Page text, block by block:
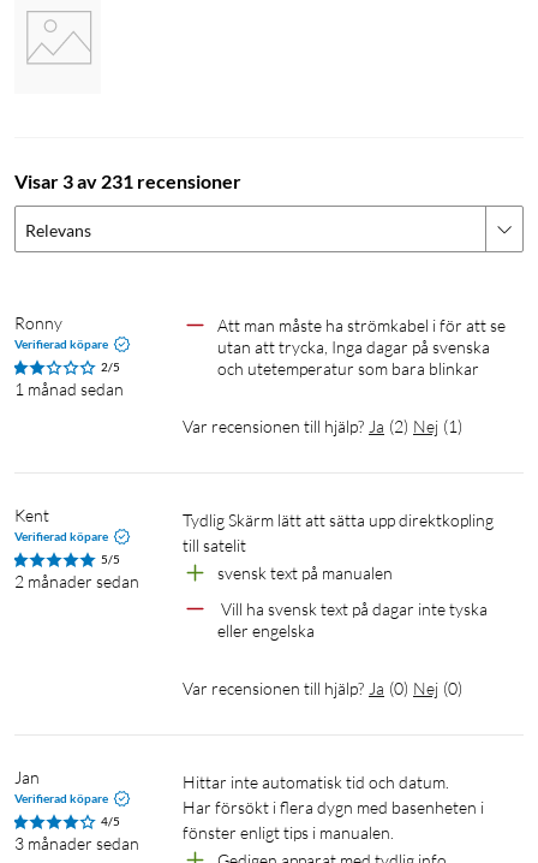
Visar 3 av 231 recensioner
Relevans
Ronny
Verifierad köpare
2/5
1 månad sedan
Att man måste ha strömkabel i för att se
utan att trycka, Inga dagar på svenska
och utetemperatur som bara blinkar
Var recensionen till hjälp? Ja (2) Nej (1)
Kent
Verifierad köpare
5/5
2 månader sedan
Tydlig Skärm lätt att sätta upp direktkopling
till satelit
svensk text på manualen
eller engelska
Var recensionen till hjälp? Ja (0) Nej (0)
Jan
Verifierad köpare
4/5
3 månader sedan
Hittar inte automatisk tid och datum.
Har försökt i flera dygn med basenheten i
fönster enligt tips i manualen.